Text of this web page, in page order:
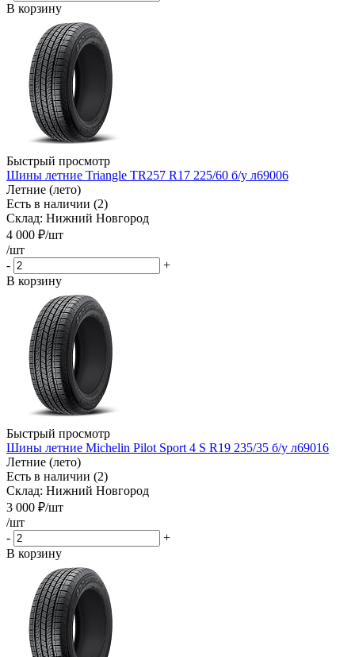
В корзину
Быстрый просмотр
Шины летние Triangle TR257 R17 225/60 б/у л69006
Летние (лето)
Есть в наличии (2)
Склад: Нижний Новгород
4 000 ₽/шт
/шт
-
+
В корзину
Быстрый просмотр
Шины летние Michelin Pilot Sport 4 S R19 235/35 б/у л69016
Летние (лето)
Есть в наличии (2)
Склад: Нижний Новгород
3 000 ₽/шт
/шт
-
+
В корзину